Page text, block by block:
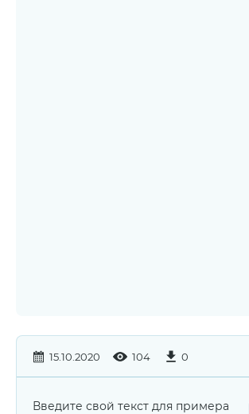
15.10.2020 104 0
Введите свой текст для примера